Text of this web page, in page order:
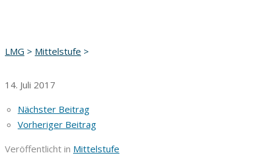
LMG > Mittelstufe >
14. Juli 2017
Nächster Beitrag
Vorheriger Beitrag
Veröffentlicht in Mittelstufe